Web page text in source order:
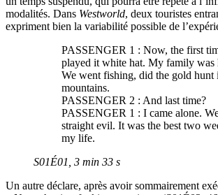
modalités. Dans Westworld, deux touristes
expriment bien la variabilité possible de
PASSENGER 1 : Now, the first
played it white hat. My family was
We went fishing, did the gold hunt
mountains.
PASSENGER 2 : And last time?
PASSENGER 1 : I came alone.
straight evil. It was the best two
my life.
S01É01, 3 min 33 s
Un autre déclare, après avoir sommairement